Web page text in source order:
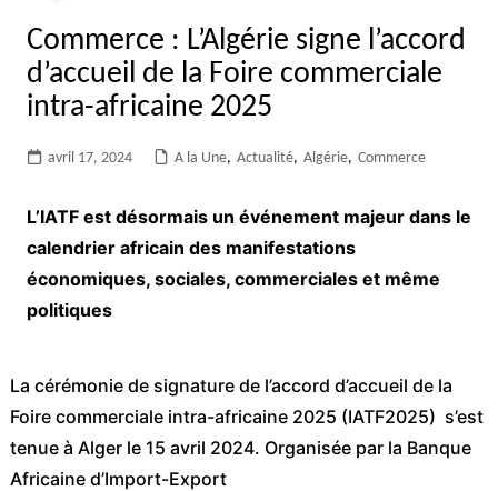
Commerce : L’Algérie signe l’accord
d’accueil de la Foire commerciale
intra-africaine 2025
avril 17, 2024 A la Une, Actualité, Algérie, Commerce
L’IATF est désormais un événement majeur dans le
calendrier africain des manifestations
économiques, sociales, commerciales et même
politiques
La cérémonie de signature de l’accord d’accueil de la
Foire commerciale intra-africaine 2025 (IATF2025) s’est
tenue à Alger le 15 avril 2024. Organisée par la Banque
Africaine d’Import-Export